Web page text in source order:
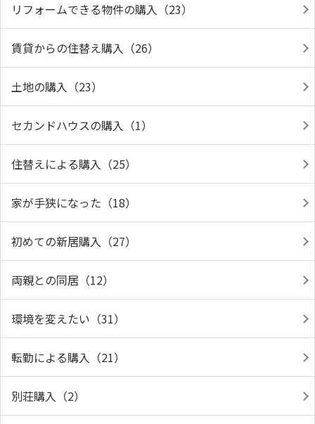
リフォームできる物件の購入（23）
賃貸からの住替え購入（26）
土地の購入（23）
セカンドハウスの購入（1）
住替えによる購入（25）
家が手狭になった（18）
初めての新居購入（27）
両親との同居（12）
環境を変えたい（31）
転勤による購入（21）
別荘購入（2）